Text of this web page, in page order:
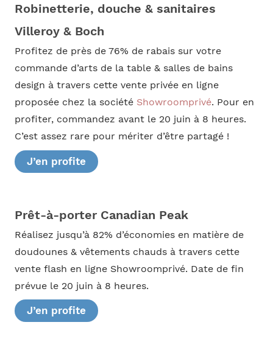
Robinetterie, douche & sanitaires
Villeroy & Boch
Profitez de près de 76% de rabais sur votre
commande d’arts de la table & salles de bains
design à travers cette vente privée en ligne
proposée chez la société Showroomprivé. Pour en
profiter, commandez avant le 20 juin à 8 heures.
C’est assez rare pour mériter d’être partagé !
J’en profite
Prêt-à-porter Canadian Peak
Réalisez jusqu’à 82% d’économies en matière de
doudounes & vêtements chauds à travers cette
vente flash en ligne Showroomprivé. Date de fin
prévue le 20 juin à 8 heures.
J’en profite